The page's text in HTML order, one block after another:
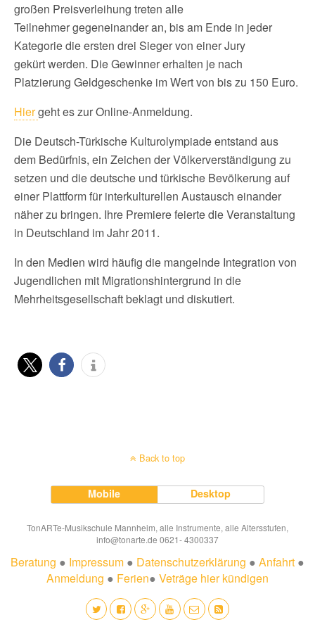
großen Preisverleihung treten alle
Teilnehmer gegeneinander an, bis am Ende in jeder
Kategorie die ersten drei Sieger von einer Jury
gekürt werden. Die Gewinner erhalten je nach
Platzierung Geldgeschenke im Wert von bis zu 150 Euro.
Hiergeht es zur Online-Anmeldung.
Die Deutsch-Türkische Kulturolympiade entstand aus
dem Bedürfnis, ein Zeichen der Völkerverständigung zu
setzen und die deutsche und türkische Bevölkerung auf
einer Plattform für interkulturellen Austausch einander
näher zu bringen. Ihre Premiere feierte die Veranstaltung
in Deutschland im Jahr 2011.
In den Medien wird häufig die mangelnde Integration von
Jugendlichen mit Migrationshintergrund in die
Mehrheitsgesellschaft beklagt und diskutiert.
Back to top
Mobile Desktop
TonARTe-Musikschule Mannheim, alle Instrumente, alle Altersstufen,
info@tonarte.de 0621- 4300337
Beratung ● Impressum ● Datenschutzerklärung ● Anfahrt ●
Anmeldung ● Ferien● Veträge hier kündigen